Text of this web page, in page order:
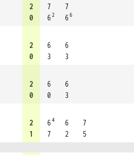
2
0
7
62
7
66
2
0
6
3
6
3
2
0
6
0
6
3
2
1
64
7
6
2
7
5